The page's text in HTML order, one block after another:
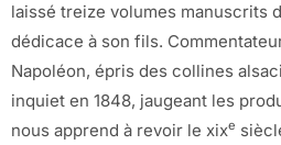
laissé treize volumes manuscrits
dédicace à son fils.
Napoléon, épris des collines
inquiet en 1848, jaugeant les
nous apprend à revoir le xixe